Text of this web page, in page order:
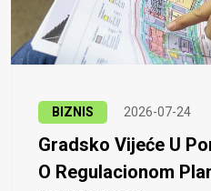
BIZNIS 2026-07-24
Gradsko Vijeće U
O Regulacionom